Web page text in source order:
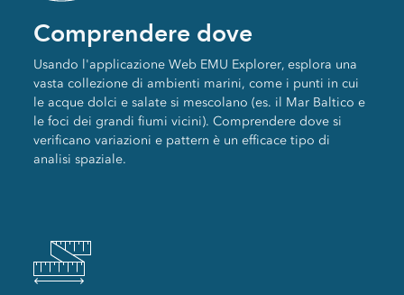
Comprendere dove
Usando l'applicazione Web EMU Explorer, esplora una
vasta collezione di ambienti marini, come i punti in cui
le acque dolci e salate si mescolano (es. il Mar Baltico e
le foci dei grandi fiumi vicini). Comprendere dove si
verificano variazioni e pattern è un efficace tipo di
analisi spaziale.